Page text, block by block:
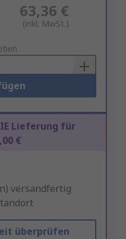
63,36 €
(inkl. MwSt.)
Lieferung für
€
versandfertig
überprüfen